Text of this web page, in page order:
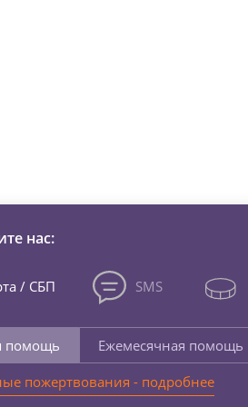
нас:
/ СБП SMS
помощь
Ежемесячная помощь
пожертвования - подробнее